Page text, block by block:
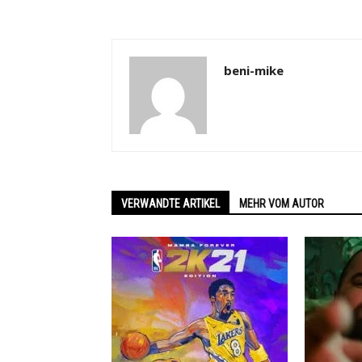
beni-mike
VERWANDTE ARTIKEL MEHR VOM AUTOR